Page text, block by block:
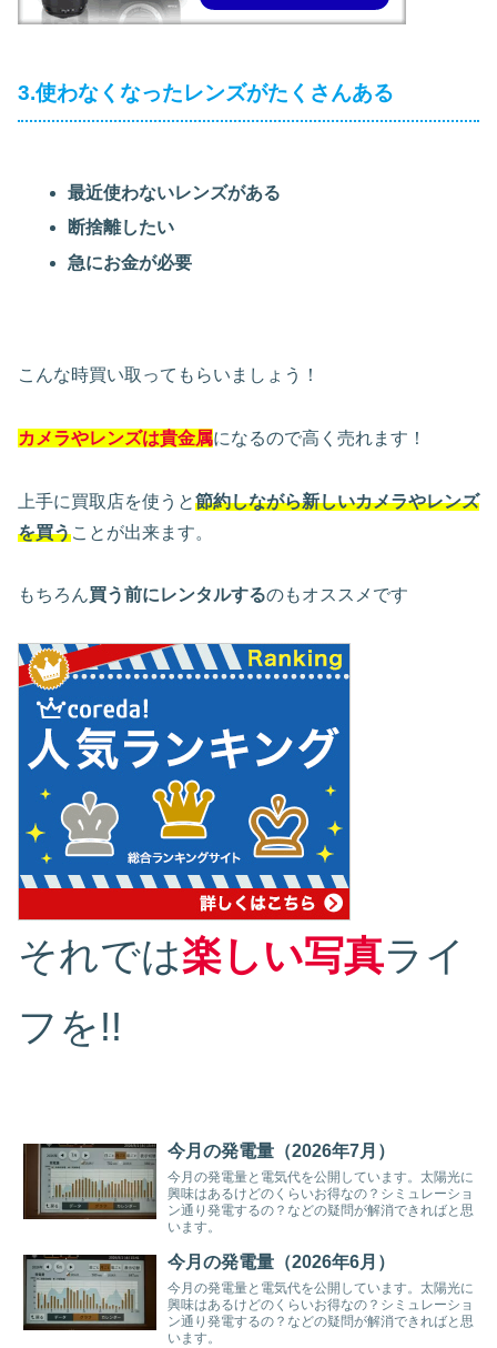
3.使わなくなったレンズがたくさんある
最近使わないレンズがある
断捨離したい
急にお金が必要
こんな時買い取ってもらいましょう！
カメラやレンズは貴金属になるので高く売れます！
上手に買取店を使うと節約しながら新しいカメラやレンズ
を買うことが出来ます。
もちろん買う前にレンタルするのもオススメです
それでは楽しい写真ライ
フを!!
今月の発電量（2026年7月）
今月の発電量と電気代を公開しています。太陽光に
興味はあるけどのくらいお得なの？シミュレーショ
ン通り発電するの？などの疑問が解消できればと思
います。
今月の発電量（2026年6月）
今月の発電量と電気代を公開しています。太陽光に
興味はあるけどのくらいお得なの？シミュレーショ
ン通り発電するの？などの疑問が解消できればと思
います。